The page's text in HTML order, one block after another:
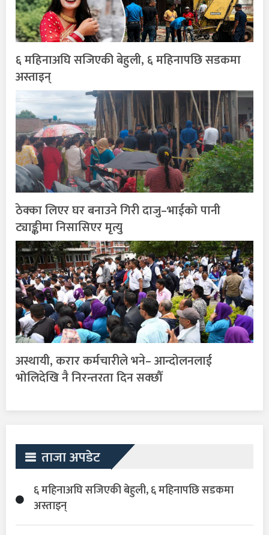
६ महिनाअघि सजिएकी बेहुली, ६ महिनापछि सडकमा
अस्ताइन्
ठेक्का लिएर घर बनाउने गिरी दाजु–भाईको पानी
ट्याङ्कीमा निसासिएर मृत्यु
अस्थायी, करार कर्मचारीले भने– आन्दोलनलाई
भोलिदेखि नै निरन्तरता दिन सक्छौँ
ताजा अपडेट
६ महिनाअघि सजिएकी बेहुली, ६ महिनापछि सडकमा
अस्ताइन्